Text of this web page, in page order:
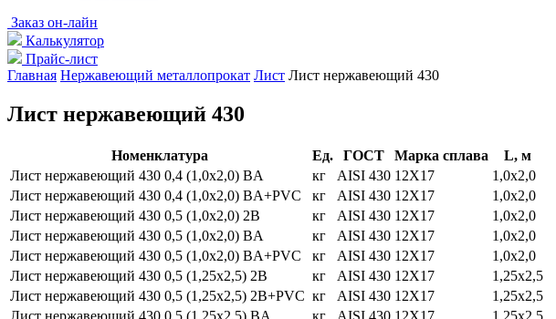
Заказ он-лайн
Калькулятор
Прайс-лист
Главная Нержавеющий металлопрокат Лист Лист нержавеющий 430
Лист нержавеющий 430
Номенклатура Ед. ГОСТ Марка сплава
L, м
Лист нержавеющий 430 0,4 (1,0х2,0) BA
кг AISI 430 12Х17
1,0х2,0
Лист нержавеющий 430 0,4 (1,0х2,0) BA+PVC
кг AISI 430 12Х17
1,0х2,0
Лист нержавеющий 430 0,5 (1,0х2,0) 2B
кг AISI 430 12Х17
1,0х2,0
Лист нержавеющий 430 0,5 (1,0х2,0) BA
кг AISI 430 12Х17
1,0х2,0
Лист нержавеющий 430 0,5 (1,0х2,0) BA+PVC
кг AISI 430 12Х17
1,0х2,0
Лист нержавеющий 430 0,5 (1,25х2,5) 2B
кг AISI 430 12Х17
1,25х2,5
Лист нержавеющий 430 0,5 (1,25х2,5) 2B+PVC кг AISI 430 12Х17
1,25х2,5
Лист нержавеющий 430 0,5 (1,25х2,5) BA
кг AISI 430 12Х17
1,25х2,5